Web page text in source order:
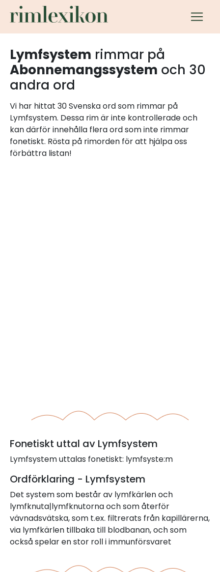
Lymfsystem rimmar på
Abonnemangssystem och 30
andra ord
Vi har hittat 30 Svenska ord som rimmar på
Lymfsystem. Dessa rim är inte kontrollerade och
kan därför innehålla flera ord som inte rimmar
fonetiskt. Rösta på rimorden för att hjälpa oss
förbättra listan!
Fonetiskt uttal av Lymfsystem
Lymfsystem uttalas fonetiskt: lymfsyste:m
Ordförklaring - Lymfsystem
Det system som består av lymfkärlen och
lymfknuta|lymfknutorna och som återför
vävnadsvätska, som t.ex. filtrerats från kapillärerna,
via lymfkärlen tillbaka till blodbanan, och som
också spelar en stor roll i immunförsvaret